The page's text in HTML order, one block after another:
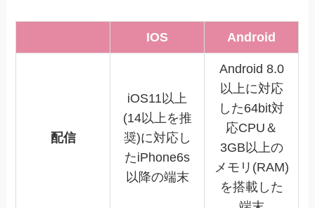
IOS Android
配信
iOS11以上
(14以上を推
奨)に対応し
たiPhone6s
以降の端末
Android 8.0
以上に対応
した64bit対
応CPU＆
3GB以上の
メモリ(RAM)
を搭載した